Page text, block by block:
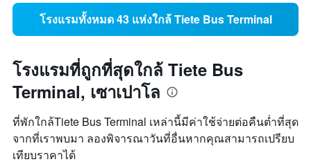
โรงแรมทั้งหมด 43 แห่งใกล้ Tiete Bus Terminal
โรงแรมที่ถูกที่สุดใกล้ Tiete Bus
Terminal, เซาเปาโล
ที่พักใกล้Tiete Bus Terminal เหล่านี้มีค่าใช้จ่ายต่อคืนต่ำที่สุด
จากที่เราพบมา ลองพิจารณาวันที่อื่นหากคุณสามารถเปรียบ
เทียบราคาได้